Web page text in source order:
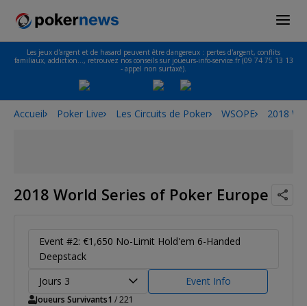
Les jeux d'argent et de hasard peuvent être dangereux : pertes d'argent, conflits
familiaux, addiction…, retrouvez nos conseils sur joueurs-info-service.fr (09 74 75 13 13
- appel non surtaxé).
Accueil Poker Live Les Circuits de Poker WSOPE 2018
2018 World Series of Poker Europe
Event #2: €1,650 No-Limit Hold'em 6-Handed
Deepstack
Jours 3
Event Info
Joueurs Survivants1 / 221